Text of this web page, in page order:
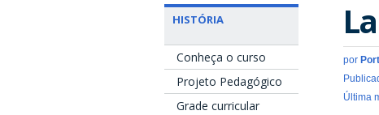
HISTÓRIA
Conheça o curso
Projeto Pedagógico
Grade curricular
por
Última